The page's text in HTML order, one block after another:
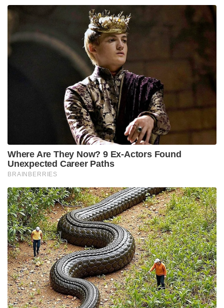
ബാധിക്കുമെന്ന മുന്നറിയിപ്പും ഇവർ നൽകുന്നുണ്ട്.